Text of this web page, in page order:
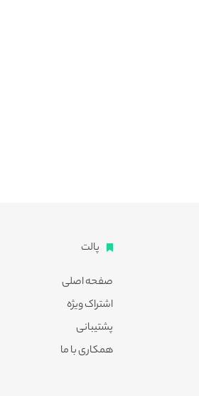
پالت
صفحه اصلی
اشتراک ویژه
پشتیبانی
همکاری با ما